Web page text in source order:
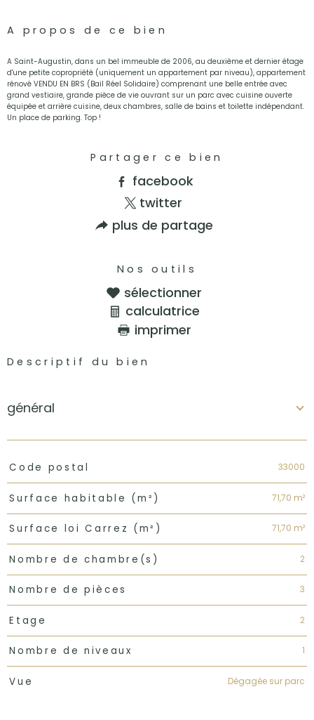
A propos de ce bien
A Saint-Augustin, dans un bel immeuble de 2006, au deuxième et dernier étage
d'une petite copropriété (uniquement un appartement par niveau), appartement
rénové VENDU EN BRS (Bail Réel Solidaire) comprenant une belle entrée avec
grand vestiaire, grande pièce de vie ouvrant sur un parc avec cuisine ouverte
équipée et arrière cuisine, deux chambres, salle de bains et toilette indépendant.
Un place de parking. Top !
Partager ce bien
facebook
twitter
plus de partage
Nos outils
sélectionner
calculatrice
imprimer
Descriptif du bien
général
TRAD_PAMPERO_Caracteristique
Code postal 33000
Surface habitable (m²) 71,70 m²
Surface loi Carrez (m²) 71,70 m²
Nombre de chambre(s) 2
Nombre de pièces 3
Etage 2
Nombre de niveaux 1
Vue Dégagée sur parc